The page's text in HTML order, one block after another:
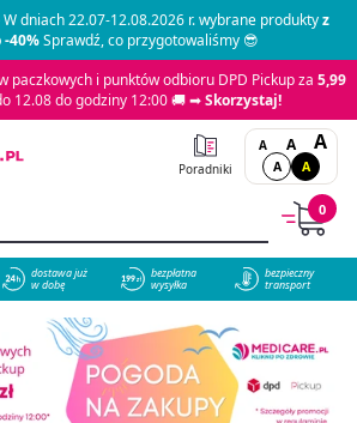
dniach 22.07-12.08.2026 r. wybrane produktyz
40%Sprawdź, co przygotowaliśmy 😎
paczkowych i punktów odbioru DPD Pickup za 5,99
12.08 do godziny 12:00 🚚 ➡Skorzystaj!
Poradniki
A A A
A A
0
dostawa już
w dobę
bezpłatna
wysyłka
bezpieczny
transport